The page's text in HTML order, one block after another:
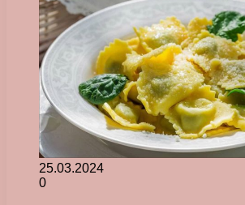
25.03.2024
0